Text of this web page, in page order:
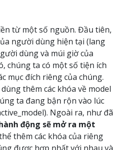
từ một số nguồn. Đầu tiên,
người dùng hiện tại (lang
dùng và múi giờ của
chúng ta có một số tiện ích
mục đích riêng của chúng.
thêm các khóa về model
ta đang bận rộn vào lúc
Ngoài ra, như đã
động sẽ mở ra một
thêm các khóa của riêng